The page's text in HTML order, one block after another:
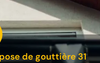
de gouttière 31